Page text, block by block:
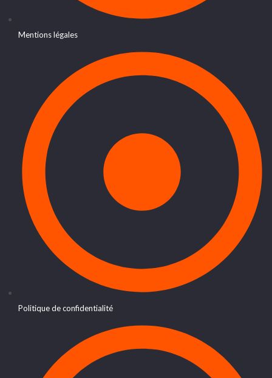
Mentions légales
Politique de confidentialité